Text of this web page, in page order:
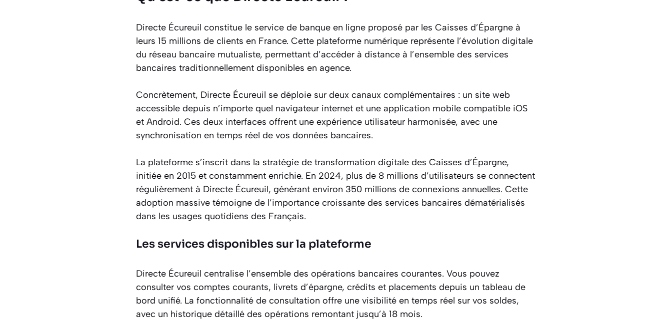
Directe Écureuil constitue le service de banque en ligne proposé par les Caisses d’Épargne à
leurs 15 millions de clients en France. Cette plateforme numérique représente l’évolution digitale
du réseau bancaire mutualiste, permettant d’accéder à distance à l’ensemble des services
bancaires traditionnellement disponibles en agence.
Concrètement, Directe Écureuil se déploie sur deux canaux complémentaires : un site web
accessible depuis n’importe quel navigateur internet et une application mobile compatible iOS
et Android. Ces deux interfaces offrent une expérience utilisateur harmonisée, avec une
synchronisation en temps réel de vos données bancaires.
La plateforme s’inscrit dans la stratégie de transformation digitale des Caisses d’Épargne,
initiée en 2015 et constamment enrichie. En 2024, plus de 8 millions d’utilisateurs se connectent
régulièrement à Directe Écureuil, générant environ 350 millions de connexions annuelles. Cette
adoption massive témoigne de l’importance croissante des services bancaires dématérialisés
dans les usages quotidiens des Français.
Les services disponibles sur la plateforme
Directe Écureuil centralise l’ensemble des opérations bancaires courantes. Vous pouvez
consulter vos comptes courants, livrets d’épargne, crédits et placements depuis un tableau de
bord unifié. La fonctionnalité de consultation offre une visibilité en temps réel sur vos soldes,
avec un historique détaillé des opérations remontant jusqu’à 18 mois.